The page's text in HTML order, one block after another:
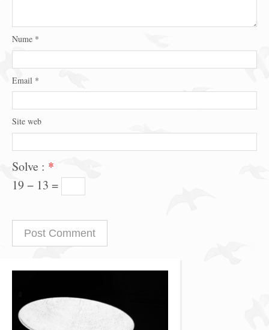
Nume *
Email *
Site web
Solve : *
19 − 13 =